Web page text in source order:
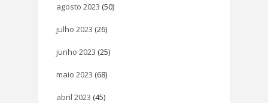
agosto 2023 (50)
julho 2023 (26)
junho 2023 (25)
maio 2023 (68)
abril 2023 (45)